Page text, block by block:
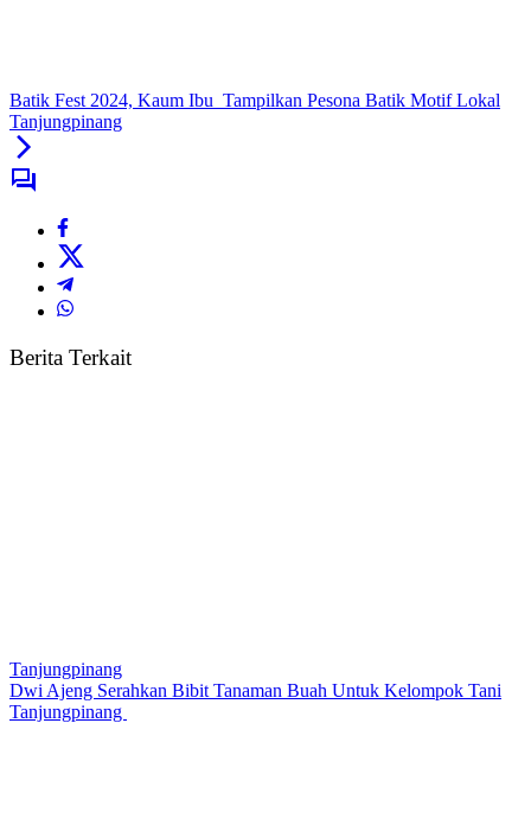
Batik Fest 2024, Kaum Ibu Tampilkan Pesona Batik Motif Lokal
Tanjungpinang
Berita Terkait
Tanjungpinang
Dwi Ajeng Serahkan Bibit Tanaman Buah Untuk Kelompok Tani
Tanjungpinang